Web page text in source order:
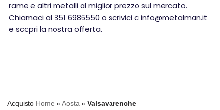
rame e altri metalli al miglior prezzo sul mercato.
Chiamaci al 351 6986550 o scrivici a info@metalman.it
e scopri la nostra offerta.
Acquisto Home »Aosta » Valsavarenche